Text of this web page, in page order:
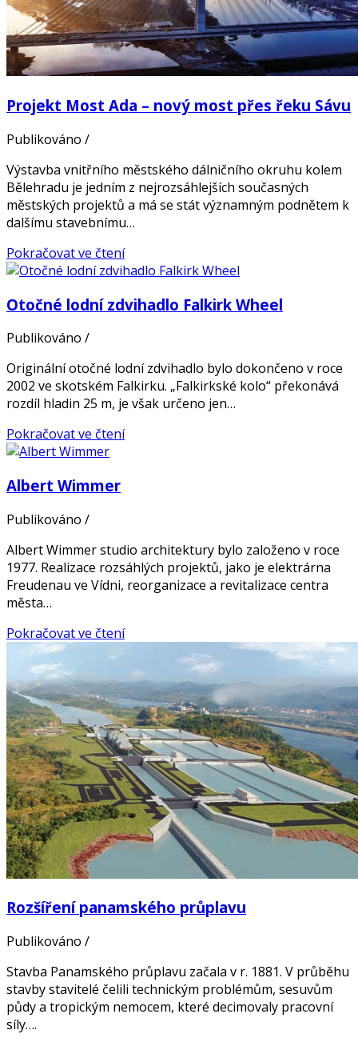
Projekt Most Ada – nový most přes řeku Sávu
Publikováno /
Výstavba vnitřního městského dálničního okruhu kolem
Bělehradu je jedním z nejrozsáhlejších současných
městských projektů a má se stát významným podnětem k
dalšímu stavebnímu…
Pokračovat ve čtení
Otočné lodní zdvihadlo Falkirk Wheel
Publikováno /
Originální otočné lodní zdvihadlo bylo dokončeno v roce
2002 ve skotském Falkirku. „Falkirkské kolo“ překonává
rozdíl hladin 25 m, je však určeno jen…
Pokračovat ve čtení
Albert Wimmer
Publikováno /
Albert Wimmer studio architektury bylo založeno v roce
1977. Realizace rozsáhlých projektů, jako je elektrárna
Freudenau ve Vídni, reorganizace a revitalizace centra
města…
Pokračovat ve čtení
Rozšíření panamského průplavu
Publikováno /
Stavba Panamského průplavu začala v r. 1881. V průběhu
stavby stavitelé čelili technickým problémům, sesuvům
půdy a tropickým nemocem, které decimovaly pracovní
síly….